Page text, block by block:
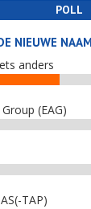
POLL
NIEUWE
anders
(EAG)
TAP)